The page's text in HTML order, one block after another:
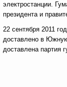
электростанции.
президента и
22 сентября 2011
доставлено в
доставлена партия